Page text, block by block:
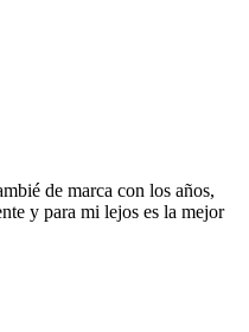
de marca con los años,
y para mi lejos es la mejor